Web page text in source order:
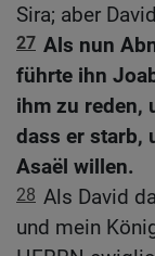
Sira; aber
27 Als nun
führte ihn
ihm zu reden,
dass er starb,
Asaël willen.
28 Als David
und mein